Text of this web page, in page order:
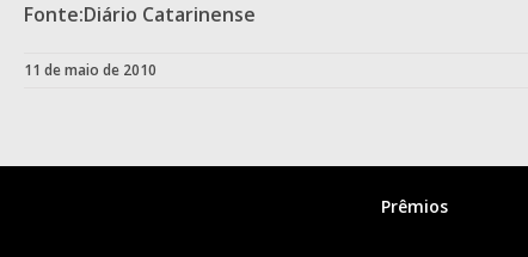
Fonte:Diário Catarinense
11 de maio de 2010
Prêmios